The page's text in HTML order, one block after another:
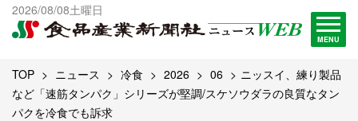
2026/08/08土曜日
MENU
出版物一覧へ
試読・購読申し込み
TOP ニュース 冷食 2026 06
ニッスイ、練り製品
など「速筋タンパク」シリーズが堅調/スケソウダラの良質なタン
パクを冷食でも訴求